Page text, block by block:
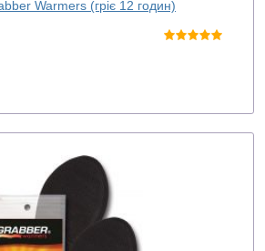
Warmers (гріє 12 годин)